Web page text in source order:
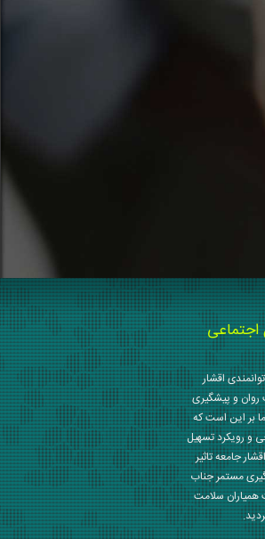
اقشار
و پیشگیری
بر این است که
و رویکرد تسهیل
جامعه تاثیر
مستمر جناب
سلامت